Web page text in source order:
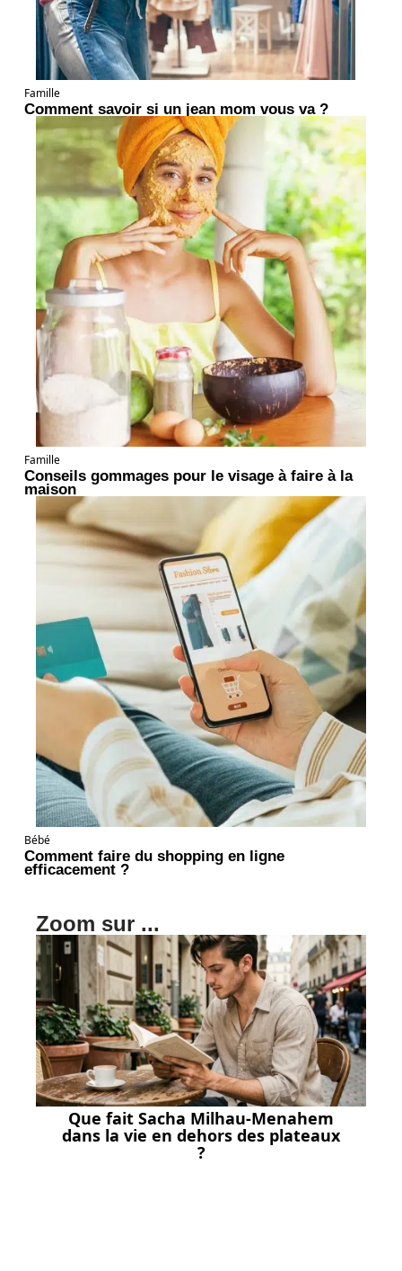
Famille
Comment savoir si un jean mom vous va ?
Famille
Conseils gommages pour le visage à faire à la
maison
Bébé
Comment faire du shopping en ligne
efficacement ?
Zoom sur ...
Que fait Sacha Milhau-Menahem
dans la vie en dehors des plateaux
?